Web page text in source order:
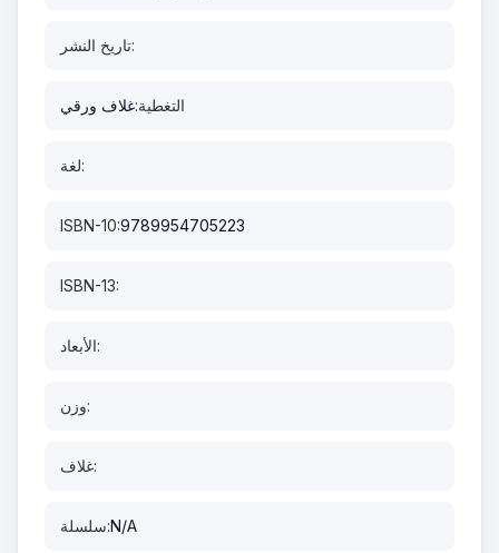
تاريخ النشر:
التغطية:غلاف ورقي
لغة:
ISBN-10:9789954705223
ISBN-13:
الأبعاد:
وزن:
غلاف:
سلسلة:N/A